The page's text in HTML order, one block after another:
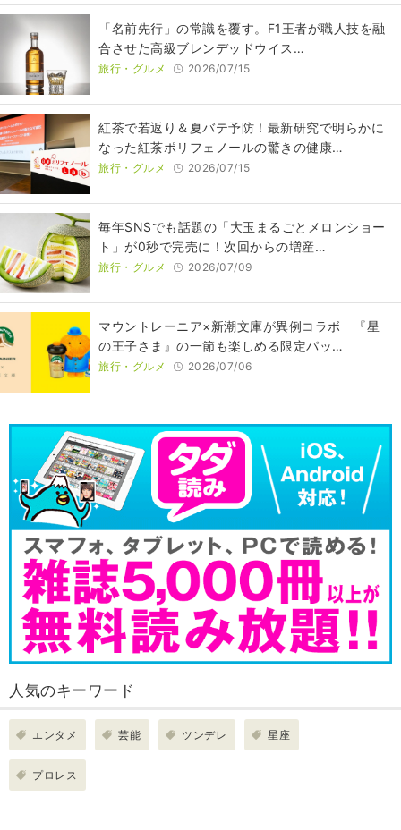
​​「名前先行」の常識を覆す。F1王者が職人技を融
合させた高級ブレンデッドウイス…
旅行・グルメ 2026/07/15
紅茶で若返り＆夏バテ予防！最新研究で明らかに
なった紅茶ポリフェノールの驚きの健康…
旅行・グルメ 2026/07/15
毎年SNSでも話題の「大玉まるごとメロンショー
ト」が0秒で完売に！次回からの増産…
旅行・グルメ 2026/07/09
マウントレーニア×新潮文庫が異例コラボ 『星
の王子さま』の一節も楽しめる限定パッ…
旅行・グルメ 2026/07/06
人気のキーワード
エンタメ 芸能 ツンデレ 星座
プロレス